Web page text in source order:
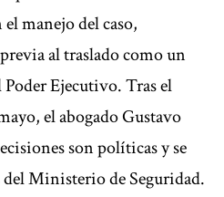
manejo del caso,
al traslado como un
Poder Ejecutivo. Tras el
el abogado Gustavo
son políticas y se
del Ministerio de Seguridad.